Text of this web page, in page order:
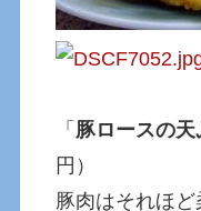
「 豚ロースの
円）
豚肉はそれほ